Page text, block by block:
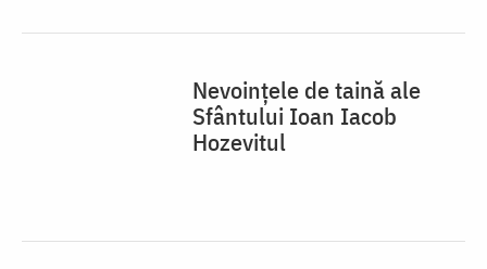
Nevoințele de taină ale
Sfântului Ioan Iacob
Hozevitul